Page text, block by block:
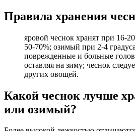
Правила хранения
яровой чеснок хранят при 16-
50-70%; озимый при 2-4
поврежденные и больные
оставляя на зиму; чеснок
других овощей.
Какой чеснок лучше
или озимый?